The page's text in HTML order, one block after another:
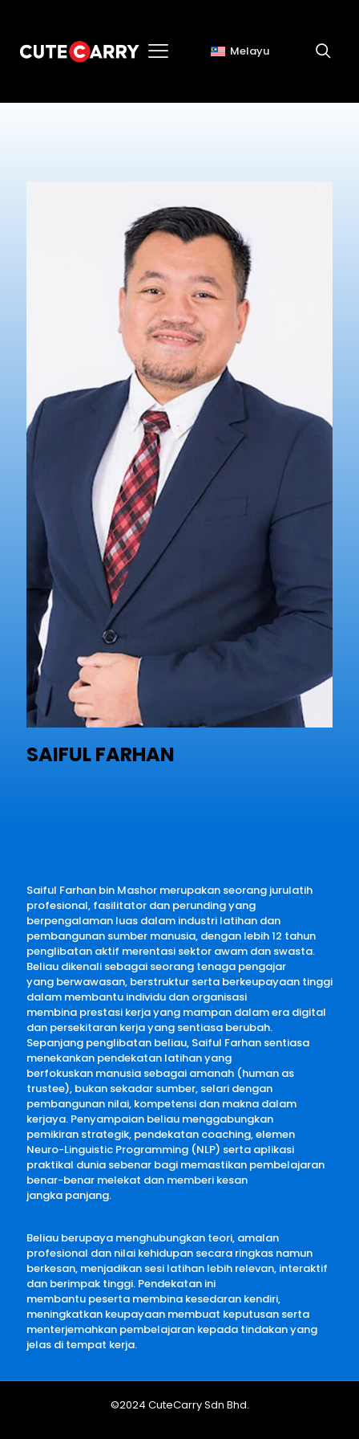
Melayu
PELATIH / PERUNDING
SAIFUL FARHAN
Saiful Farhan bin Mashor merupakan seorang jurulatih
profesional, fasilitator dan perunding yang
berpengalaman luas dalam industri latihan dan
pembangunan sumber manusia, dengan lebih 12 tahun
penglibatan aktif merentasi sektor awam dan swasta.
Beliau dikenali sebagai seorang tenaga pengajar
yang berwawasan, berstruktur serta berkeupayaan tinggi
dalam membantu individu dan organisasi
membina prestasi kerja yang mampan dalam era digital
dan persekitaran kerja yang sentiasa berubah.
Sepanjang penglibatan beliau, Saiful Farhan sentiasa
menekankan pendekatan latihan yang
berfokuskan manusia sebagai amanah (human as
trustee), bukan sekadar sumber, selari dengan
pembangunan nilai, kompetensi dan makna dalam
kerjaya. Penyampaian beliau menggabungkan
pemikiran strategik, pendekatan coaching, elemen
Neuro-Linguistic Programming (NLP) serta aplikasi
praktikal dunia sebenar bagi memastikan pembelajaran
benar-benar melekat dan memberi kesan
jangka panjang.
Beliau berupaya menghubungkan teori, amalan
profesional dan nilai kehidupan secara ringkas namun
berkesan, menjadikan sesi latihan lebih relevan, interaktif
dan berimpak tinggi. Pendekatan ini
membantu peserta membina kesedaran kendiri,
meningkatkan keupayaan membuat keputusan serta
menterjemahkan pembelajaran kepada tindakan yang
jelas di tempat kerja.
©2024 CuteCarry Sdn Bhd.